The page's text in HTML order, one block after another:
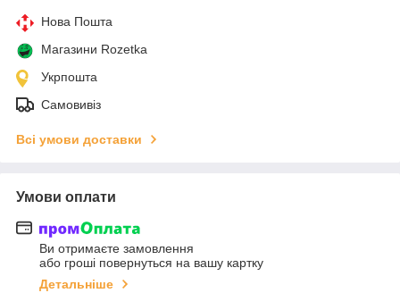
Нова Пошта
Магазини Rozetka
Укрпошта
Самовивіз
Всі умови доставки
Умови оплати
Ви отримаєте замовлення
або гроші повернуться на вашу картку
Детальніше